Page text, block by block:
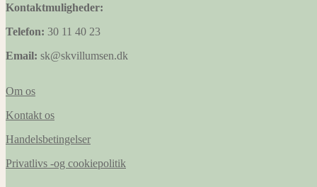
Kontaktmuligheder:
Telefon: 30 11 40 23
Email: sk@skvillumsen.dk
Om os
Kontakt os
Handelsbetingelser
Privatlivs -og cookiepolitik